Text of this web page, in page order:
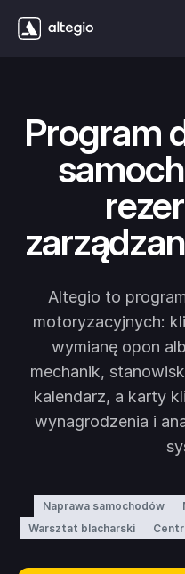
Program
Altegio to
motoryzacyjnych:
wymianę opon
mechanik,
kalendarz, a karty
wynagrodzenia i
Naprawa samochodów
Warsztat blacharski